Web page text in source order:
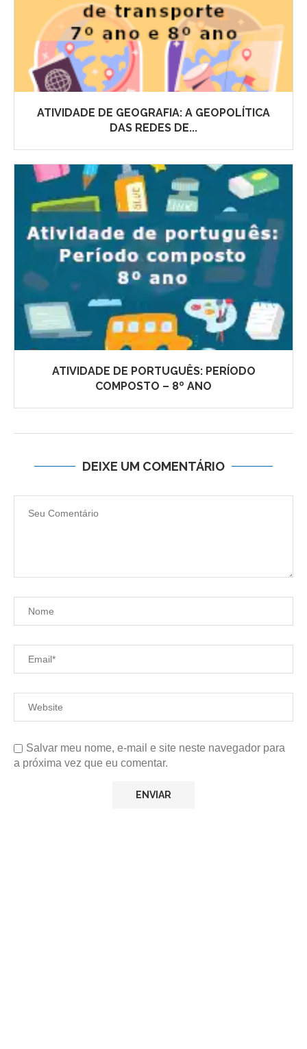
ATIVIDADE DE GEOGRAFIA: A GEOPOLÍTICA
DAS REDES DE...
ATIVIDADE DE PORTUGUÊS: PERÍODO
COMPOSTO – 8º ANO
DEIXE UM COMENTÁRIO
Salvar meu nome, e-mail e site neste navegador para
a próxima vez que eu comentar.